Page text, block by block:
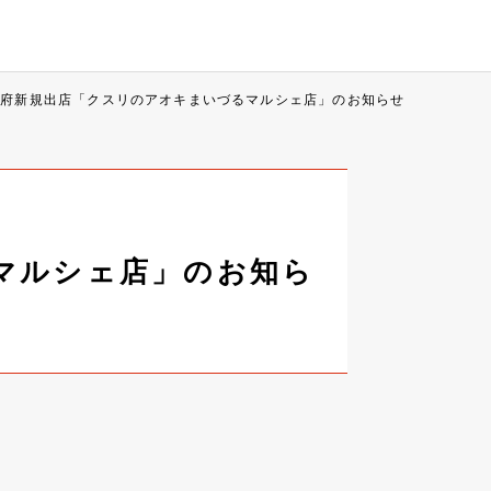
新規出店「クスリのアオキまいづるマルシェ店」のお知らせ
ルシェ店」のお知ら